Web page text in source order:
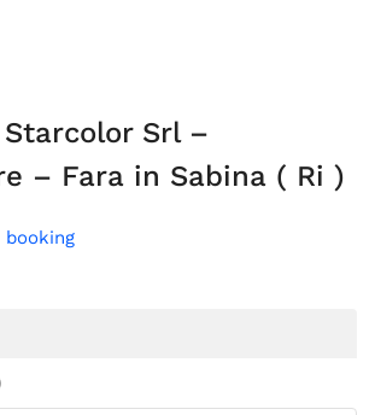
Srl –
– Fara in Sabina ( Ri )
booking